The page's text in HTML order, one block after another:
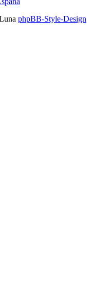
phpBB-Style-Design